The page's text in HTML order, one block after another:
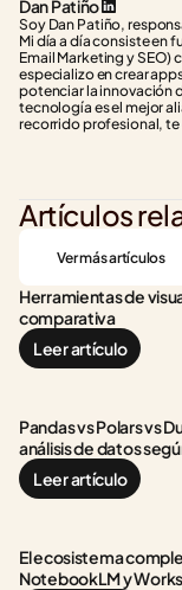
Dan Patiño
Soy Dan Patiño,
Mi día a día consiste en
Email Marketing y SEO)
especializo en crear
potenciar la innovación
tecnología es el mejor
recorrido profesional, te
Artículos
Ver más artículos
Herramientas de
comparativa
Leer artículo
Pandas vs Polars vs
análisis de datos
Leer artículo
El ecosistema
NotebookLM y